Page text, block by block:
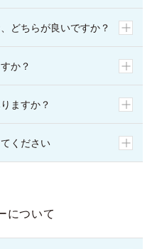
どちらが良いですか？
か？
ますか？
ください
について